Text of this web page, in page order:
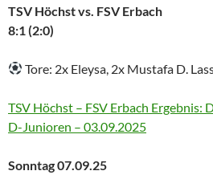
TSV Höchst vs. FSV Erbach
8:1 (2:0)
Tore: 2x Eleysa, 2x Mustafa D.
TSV Höchst – FSV Erbach Ergebnis:
D-Junioren – 03.09.2025
Sonntag 07.09.25